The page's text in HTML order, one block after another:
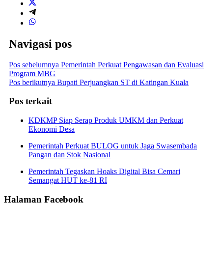
Navigasi pos
Pos sebelumnya Pemerintah Perkuat Pengawasan dan Evaluasi
Program MBG
Pos berikutnya Bupati Perjuangkan ST di Katingan Kuala
Pos terkait
KDKMP Siap Serap Produk UMKM dan Perkuat
Ekonomi Desa
Pemerintah Perkuat BULOG untuk Jaga Swasembada
Pangan dan Stok Nasional
Pemerintah Tegaskan Hoaks Digital Bisa Cemari
Semangat HUT ke-81 RI
Halaman Facebook